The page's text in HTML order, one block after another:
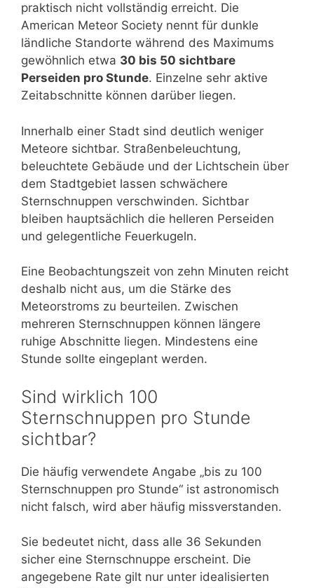
praktisch nicht vollständig erreicht. Die
American Meteor Society nennt für dunkle
ländliche Standorte während des Maximums
gewöhnlich etwa 30 bis 50 sichtbare
Perseiden pro Stunde. Einzelne sehr aktive
Zeitabschnitte können darüber liegen.
Innerhalb einer Stadt sind deutlich weniger
Meteore sichtbar. Straßenbeleuchtung,
beleuchtete Gebäude und der Lichtschein über
dem Stadtgebiet lassen schwächere
Sternschnuppen verschwinden. Sichtbar
bleiben hauptsächlich die helleren Perseiden
und gelegentliche Feuerkugeln.
Eine Beobachtungszeit von zehn Minuten reicht
deshalb nicht aus, um die Stärke des
Meteorstroms zu beurteilen. Zwischen
mehreren Sternschnuppen können längere
ruhige Abschnitte liegen. Mindestens eine
Stunde sollte eingeplant werden.
Sind wirklich 100
Sternschnuppen pro Stunde
sichtbar?
Die häufig verwendete Angabe „bis zu 100
Sternschnuppen pro Stunde“ ist astronomisch
nicht falsch, wird aber häufig missverstanden.
Sie bedeutet nicht, dass alle 36 Sekunden
sicher eine Sternschnuppe erscheint. Die
angegebene Rate gilt nur unter idealisierten